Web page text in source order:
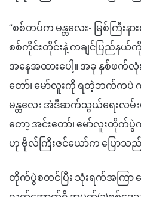
“စစ်တပ်က မန္တလေး- မြစ်ကြီးန
စစ်ကိုင်းတိုင်းနဲ့ ကချင်ပြည်န
အနေအထားပေါ့။ အခု နှစ်ဖက်လုံ
တော်၊ မော်လူးကို ရတဲ့ဘက်ကပဲ က
မန္တလေး အဲဒီဆက်သွယ်ရေးလမ်း
တော့ အင်းတော်၊ မော်လူးတိုက်
ဟု ဗိုလ်ကြီးဇင်ယော်က ပြောသည်
တိုက်ပွဲစတင်ပြီး သုံးရက်အကြာ